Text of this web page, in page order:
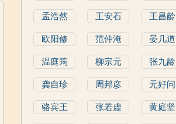
孟浩然 王安石 王昌龄
欧阳修 范仲淹 晏几道
温庭筠 柳宗元 张九龄
龚自珍 周邦彦 元好问
骆宾王 张若虚 黄庭坚